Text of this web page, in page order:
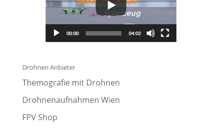
Drohnen Anbieter
Themografie mit Drohnen
Drohnenaufnahmen Wien
FPV Shop